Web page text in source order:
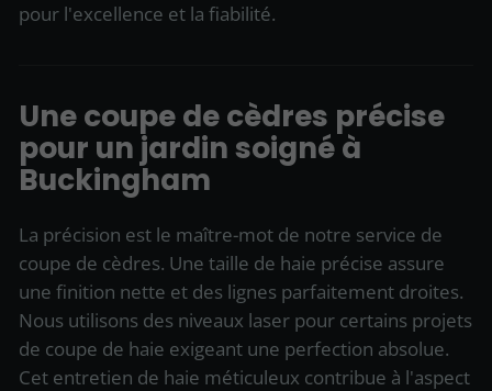
pour l'excellence et la fiabilité.
Une coupe de cèdres précise
pour un jardin soigné à
Buckingham
La précision est le maître-mot de notre service de
coupe de cèdres. Une taille de haie précise assure
une finition nette et des lignes parfaitement droites.
Nous utilisons des niveaux laser pour certains projets
de coupe de haie exigeant une perfection absolue.
Cet entretien de haie méticuleux contribue à l'aspect